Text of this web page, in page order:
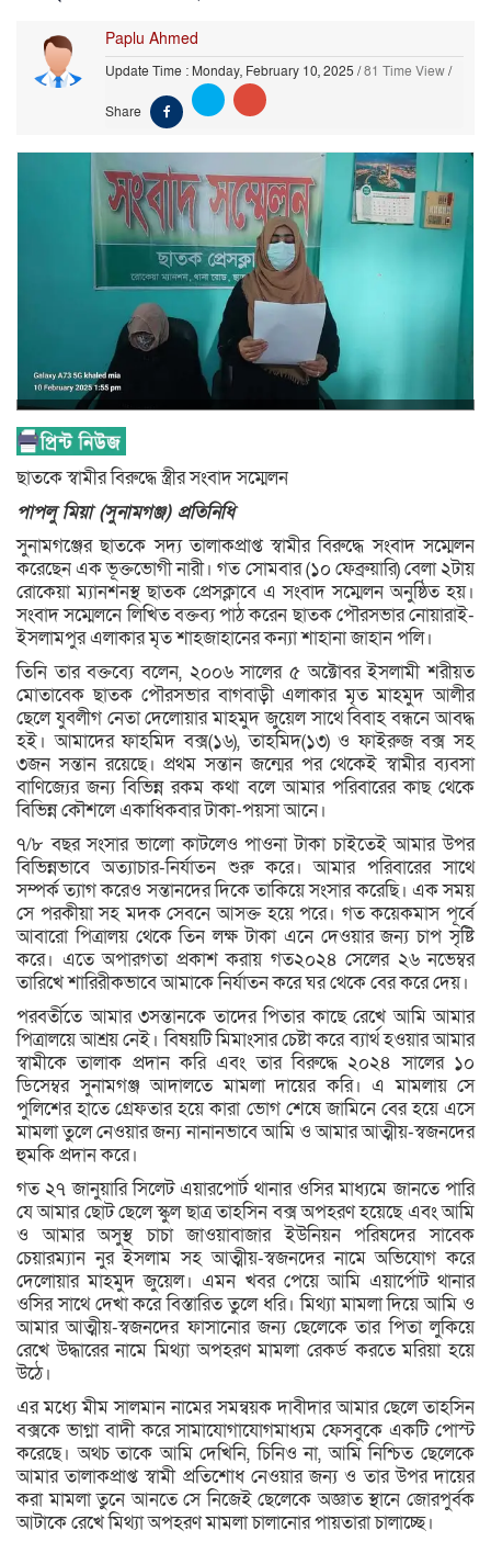
Paplu Ahmed
Update Time : Monday, February 10, 2025 /81 Time View/
Share
ছাতকে স্বামীর বিরুদ্ধে স্ত্রীর সংবাদ সম্মেলন
পাপলু মিয়া (সুনামগঞ্জ) প্রতিনিধি
সুনামগঞ্জের ছাতকে সদ্য তালাকপ্রাপ্ত স্বামীর বিরুদ্ধে সংবাদ সম্মেলন
করেছেন এক ভূক্তভোগী নারী। গত সোমবার (১০ ফেব্রুয়ারি) বেলা ২টায়
রোকেয়া ম্যানশনস্থ ছাতক প্রেসক্লাবে এ সংবাদ সম্মেলন অনুষ্ঠিত হয়।
সংবাদ সম্মেলনে লিখিত বক্তব্য পাঠ করেন ছাতক পৌরসভার নোয়ারাই-
ইসলামপুর এলাকার মৃত শাহজাহানের কন্যা শাহানা জাহান পলি।
তিনি তার বক্তব্যে বলেন, ২০০৬ সালের ৫ অক্টোবর ইসলামী শরীয়ত
মোতাবেক ছাতক পৌরসভার বাগবাড়ী এলাকার মৃত মাহমুদ আলীর
ছেলে যুবলীগ নেতা দেলোয়ার মাহমুদ জুয়েল সাথে বিবাহ বন্ধনে আবদ্ধ
হই। আমাদের ফাহমিদ বক্স(১৬), তাহমিদ(১৩) ও ফাইরুজ বক্স সহ
৩জন সন্তান রয়েছে। প্রথম সন্তান জন্মের পর থেকেই স্বামীর ব্যবসা
বাণিজ্যের জন্য বিভিন্ন রকম কথা বলে আমার পরিবারের কাছ থেকে
বিভিন্ন কৌশলে একাধিকবার টাকা-পয়সা আনে।
৭/৮ বছর সংসার ভালো কাটলেও পাওনা টাকা চাইতেই আমার উপর
বিভিন্নভাবে অত্যাচার-নির্যাতন শুরু করে। আমার পরিবারের সাথে
সম্পর্ক ত্যাগ করেও সন্তানদের দিকে তাকিয়ে সংসার করেছি। এক সময়
সে পরকীয়া সহ মদক সেবনে আসক্ত হয়ে পরে। গত কয়েকমাস পূর্বে
আবারো পিত্রালয় থেকে তিন লক্ষ টাকা এনে দেওয়ার জন্য চাপ সৃষ্টি
করে। এতে অপারগতা প্রকাশ করায় গত২০২৪ সেলের ২৬ নভেম্বর
তারিখে শারিরীকভাবে আমাকে নির্যাতন করে ঘর থেকে বের করে দেয়।
পরবর্তীতে আমার ৩সন্তানকে তাদের পিতার কাছে রেখে আমি আমার
পিত্রালয়ে আশ্রয় নেই। বিষয়টি মিমাংসার চেষ্টা করে ব্যার্থ হওয়ার আমার
স্বামীকে তালাক প্রদান করি এবং তার বিরুদ্ধে ২০২৪ সালের ১০
ডিসেম্বর সুনামগঞ্জ আদালতে মামলা দায়ের করি। এ মামলায় সে
পুলিশের হাতে গ্রেফতার হয়ে কারা ভোগ শেষে জামিনে বের হয়ে এসে
মামলা তুলে নেওয়ার জন্য নানানভাবে আমি ও আমার আত্মীয়-স্বজনদের
হুমকি প্রদান করে।
গত ২৭ জানুয়ারি সিলেট এয়ারপোর্ট থানার ওসির মাধ্যমে জানতে পারি
যে আমার ছোট ছেলে স্কুল ছাত্র তাহসিন বক্স অপহরণ হয়েছে এবং আমি
ও আমার অসুস্থ চাচা জাওয়াবাজার ইউনিয়ন পরিষদের সাবেক
চেয়ারম্যান নুর ইসলাম সহ আত্মীয়-স্বজনদের নামে অভিযোগ করে
দেলোয়ার মাহমুদ জুয়েল। এমন খবর পেয়ে আমি এয়ার্পোট থানার
ওসির সাথে দেখা করে বিস্তারিত তুলে ধরি। মিথ্যা মামলা দিয়ে আমি ও
আমার আত্মীয়-স্বজনদের ফাসানোর জন্য ছেলেকে তার পিতা লুকিয়ে
রেখে উদ্ধারের নামে মিথ্যা অপহরণ মামলা রেকর্ড করতে মরিয়া হয়ে
উঠে।
এর মধ্যে মীম সালমান নামের সমন্বয়ক দাবীদার আমার ছেলে তাহসিন
বক্সকে ভাগ্না বাদী করে সামাযোগাযোগমাধ্যম ফেসবুকে একটি পোস্ট
করেছে। অথচ তাকে আমি দেখিনি, চিনিও না, আমি নিশ্চিত ছেলেকে
আমার তালাকপ্রাপ্ত স্বামী প্রতিশোধ নেওয়ার জন্য ও তার উপর দায়ের
করা মামলা তুনে আনতে সে নিজেই ছেলেকে অজ্ঞাত স্থানে জোরপুর্বক
আটাকে রেখে মিথ্যা অপহরণ মামলা চালানোর পায়তারা চালাচ্ছে।